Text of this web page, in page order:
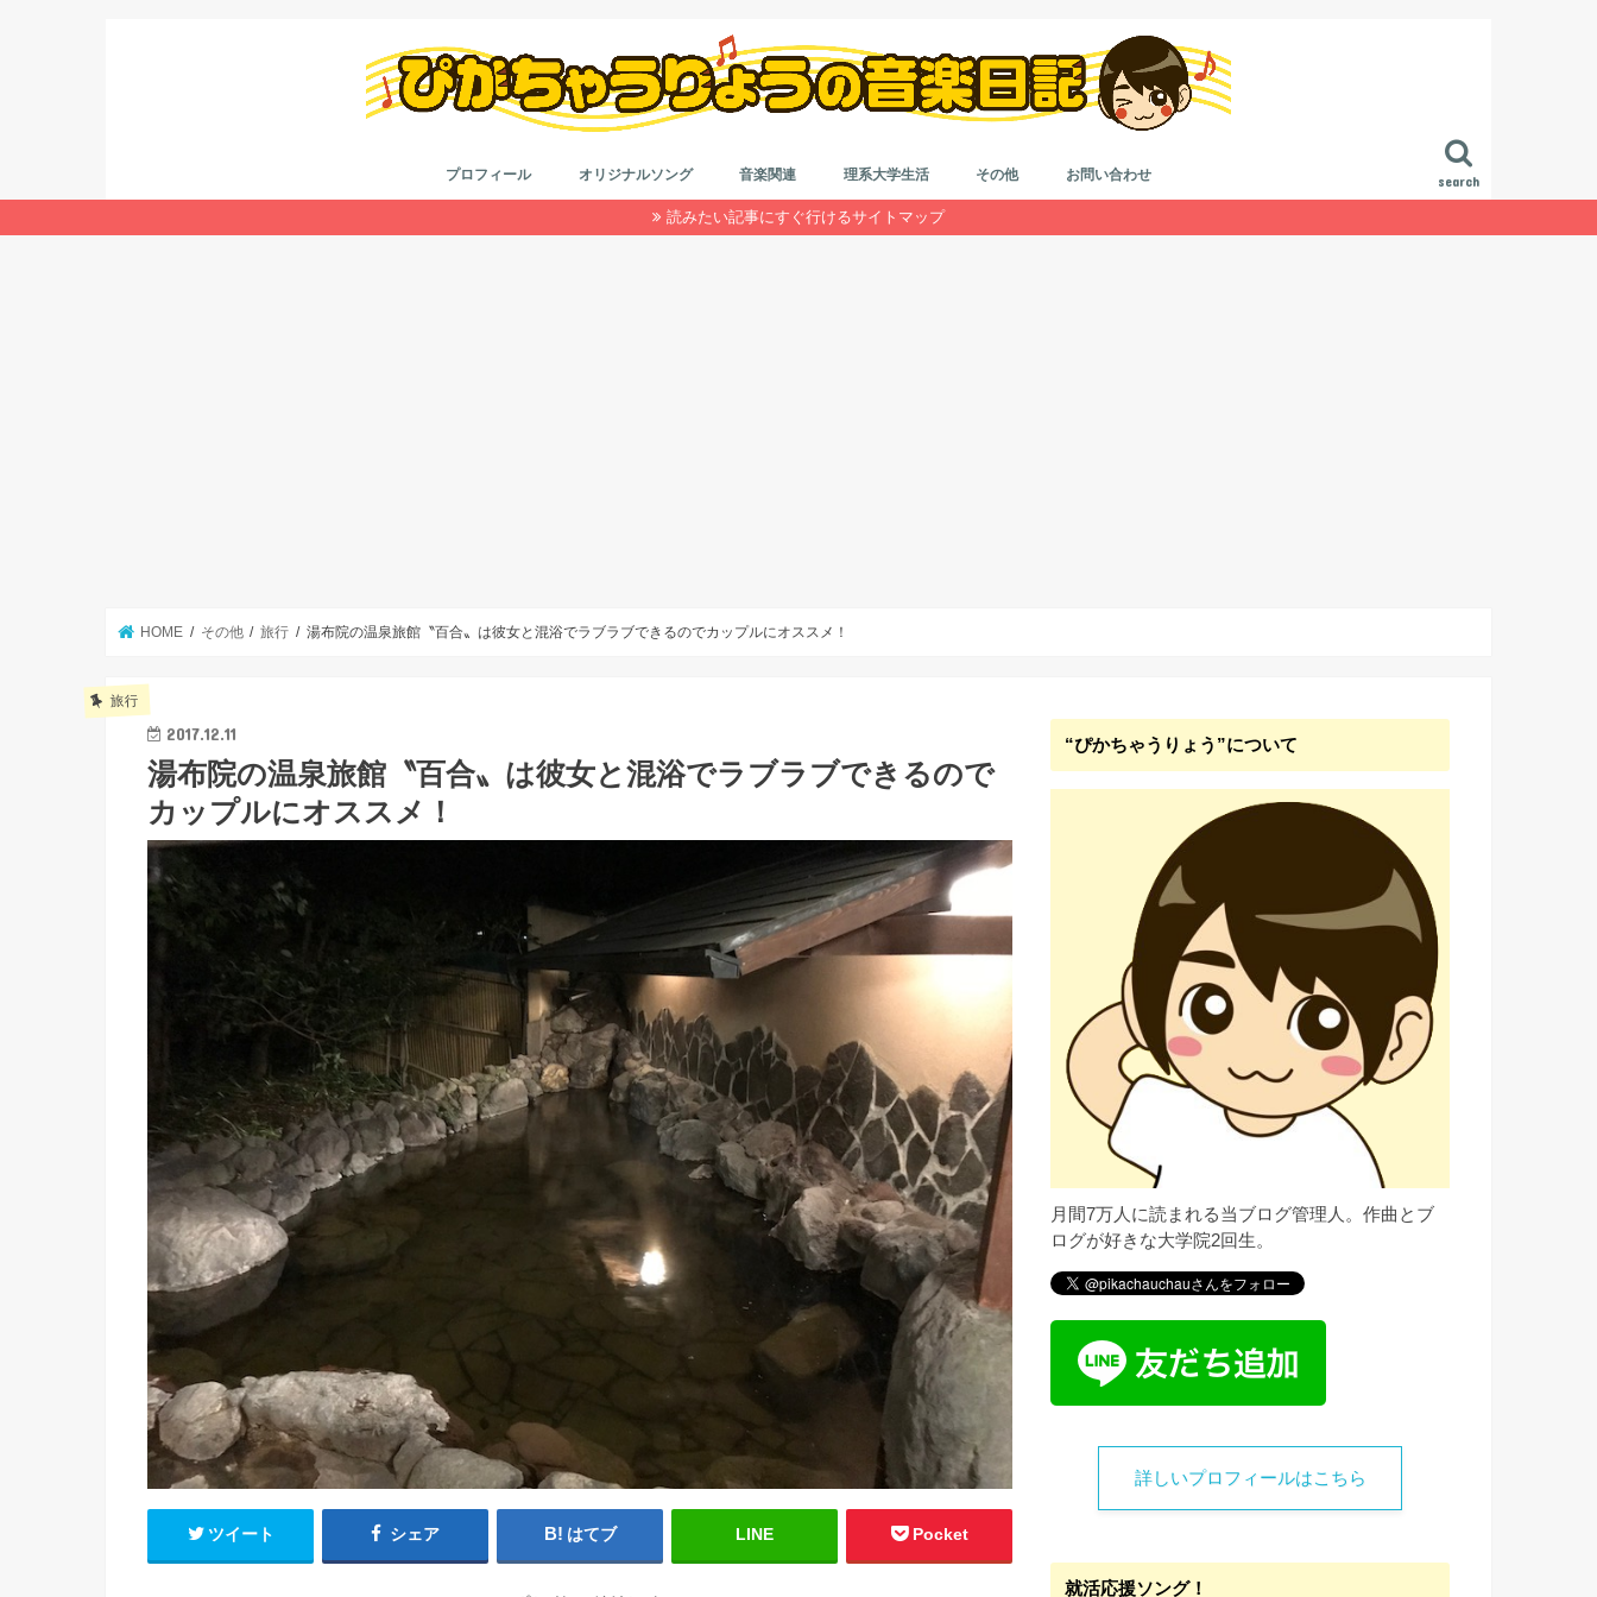
search
プロフィール オリジナルソング 音楽関連
作詞＆作曲
音楽系なんやかんや
カラオケ
はもり
理系大学生活
理系大学院生活
大学生活
インドネシア留学
就活
浪人生活
その他 お問い合わせ
読みたい記事にすぐ行けるサイトマップ
HOME その他 旅行 湯布院の温泉旅館〝百合〟は彼女と混浴でラブラブできるのでカップルにオススメ！
旅行
2017.12.11
湯布院の温泉旅館〝百合〟は彼女と混浴でラブラブできるので
カップルにオススメ！
ツイート シェア はてブ LINE Pocket
“ぴかちゃうりょう”について
月間7万人に読まれる当ブログ管理人。作曲とブ
ログが好きな大学院2回生。
詳しいプロフィールはこちら
就活応援ソング！